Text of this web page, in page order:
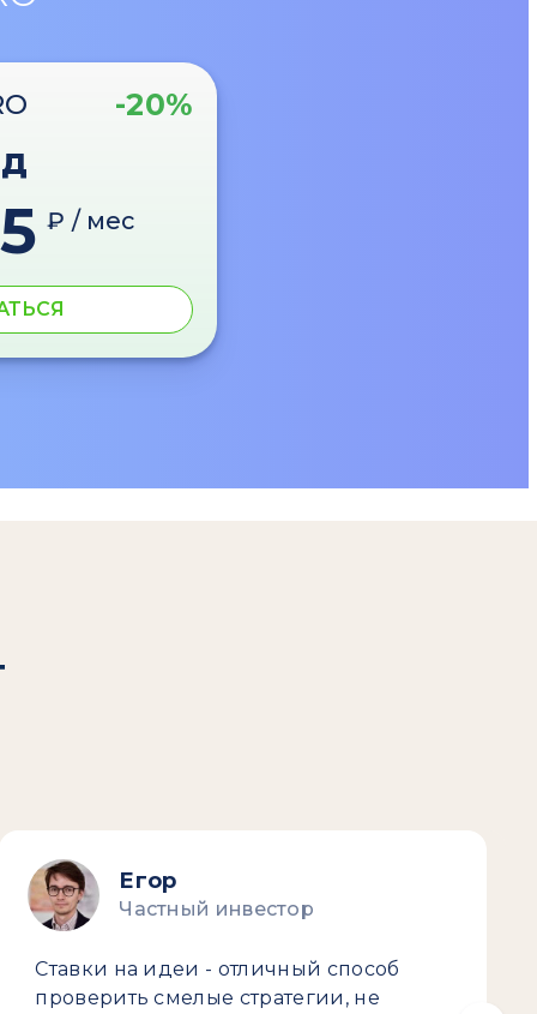
-20%
₽ / мес
Егор
Частный инвестор
Ставки на идеи - отличный способ
проверить смелые стратегии, не